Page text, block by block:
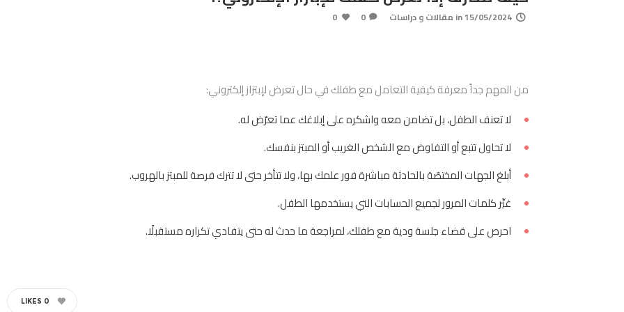
15/05/2024
in مقالات و دراسات 0
0
من المهم جداً معرفة كيفية التعامل مع طفلك في حال تعرض لإبتزاز إلكتروني:
لا تعنف الطفل، بل تضامن معه واشكره على إبلاغك عما تعرّض له.
لا تحاول تتبع أو التفاوض مع الشخص الغريب أو المبتز بنفسك.
أبلغ الجهات المختصّة بالحادثة مباشرة فور علمك بها، ولا تتأخر حتى لا تترك فرصة للمبتز بالهروب.
غيِّر كلمات المرور لجميع الحسابات التي يستخدمها الطفل.
احرص على قضاء جلسة ودية مع طفلك، لمراجعة ما حدث له حتى يتفادي تكراره مستقبلًا.
0
LIKES